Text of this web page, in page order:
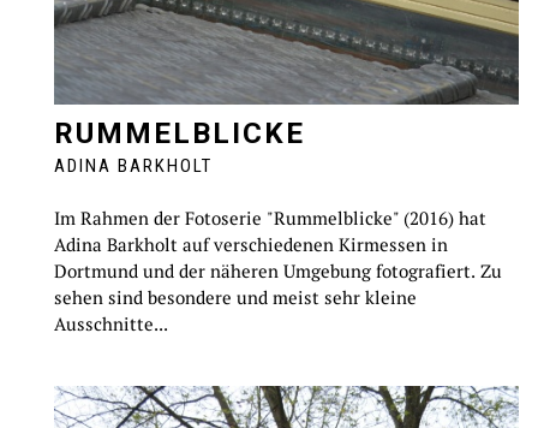
RUMMELBLICKE
ADINA BARKHOLT
Im Rahmen der Fotoserie "Rummelblicke" (2016) hat
Adina Barkholt auf verschiedenen Kirmessen in
Dortmund und der näheren Umgebung fotografiert. Zu
sehen sind besondere und meist sehr kleine
Ausschnitte...